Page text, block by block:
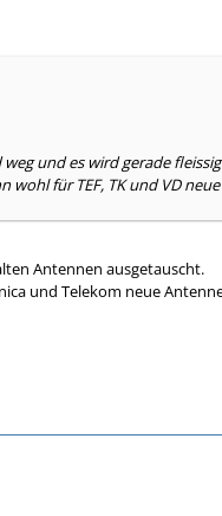
und es wird gerade
für TEF, TK und VD
Antennen ausgetauscht.
und Telekom neue